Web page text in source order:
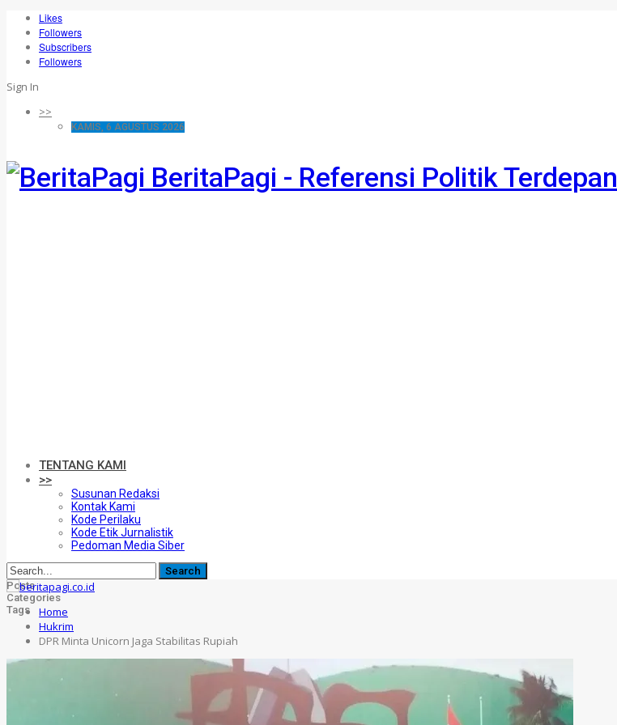
Likes
Followers
Subscribers
Followers
Sign In
>>
KAMIS, 6 AGUSTUS 2026
BeritaPagi - Referensi Politik Terdepan
TENTANG KAMI
>>
Susunan Redaksi
Kontak Kami
Kode Perilaku
Kode Etik Jurnalistik
Pedoman Media Siber
Posts
Categories
Tags
Home
Hukrim
DPR Minta Unicorn Jaga Stabilitas Rupiah